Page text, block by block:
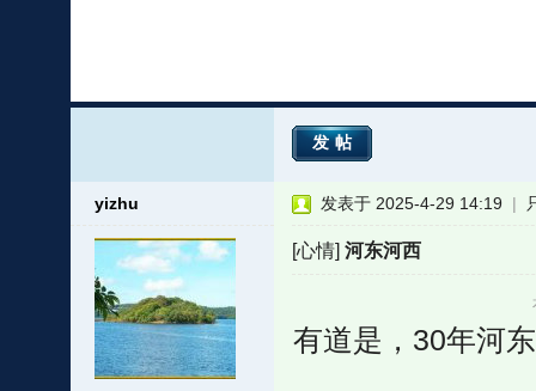
发帖
yizhu 发表于 2025-4-29 14:19 |
[心情]河东河西
有道是，30年河